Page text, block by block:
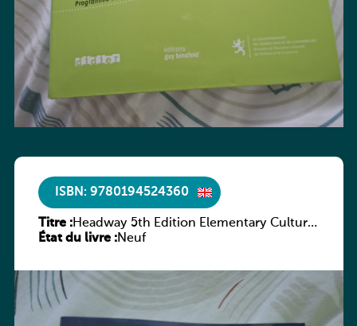
ISBN: 9780194524360
Titre :Headway 5th Edition Elementary Culture
and Literature Companion
État du livre :Neuf